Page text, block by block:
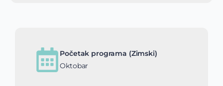
Početak programa (Zimski)
Oktobar